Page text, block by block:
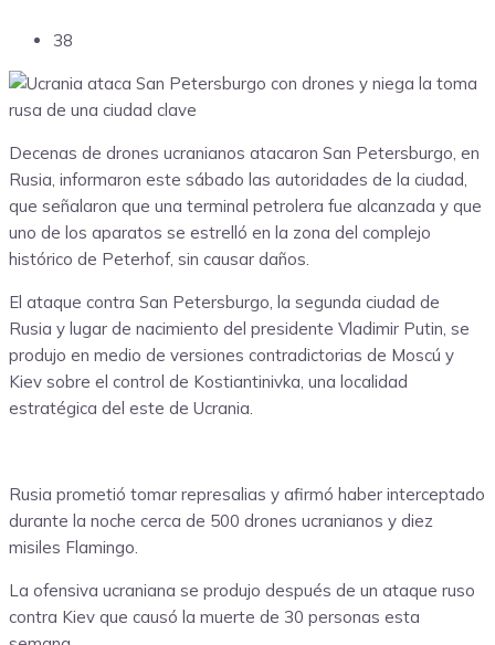
38
Decenas de drones ucranianos atacaron San Petersburgo, en
Rusia, informaron este sábado las autoridades de la ciudad,
que señalaron que una terminal petrolera fue alcanzada y que
uno de los aparatos se estrelló en la zona del complejo
histórico de Peterhof, sin causar daños.
El ataque contra San Petersburgo, la segunda ciudad de
Rusia y lugar de nacimiento del presidente Vladimir Putin, se
produjo en medio de versiones contradictorias de Moscú y
Kiev sobre el control de Kostiantinivka, una localidad
estratégica del este de Ucrania.
Rusia prometió tomar represalias y afirmó haber interceptado
durante la noche cerca de 500 drones ucranianos y diez
misiles Flamingo.
La ofensiva ucraniana se produjo después de un ataque ruso
contra Kiev que causó la muerte de 30 personas esta